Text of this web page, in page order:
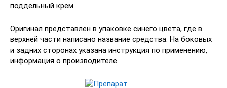
поддельный крем.
Оригинал представлен в упаковке синего цвета, где в
верхней части написано название средства. На боковых
и задних сторонах указана инструкция по применению,
информация о производителе.